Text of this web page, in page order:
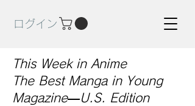
ログイン
This Week in Anime
The Best Manga in Young
Magazine—U.S. Edition